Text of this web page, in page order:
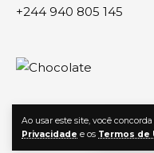
Ao usar este site, você
Privacidade e os Termos de
+244 940 805 145
© 2024, Chocolate | Todos